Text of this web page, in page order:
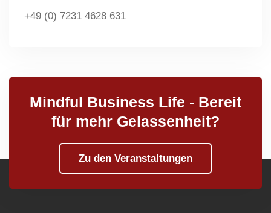
+49 (0) 7231 4628 631
Mindful Business Life - Bereit
für mehr Gelassenheit?
Zu den Veranstaltungen